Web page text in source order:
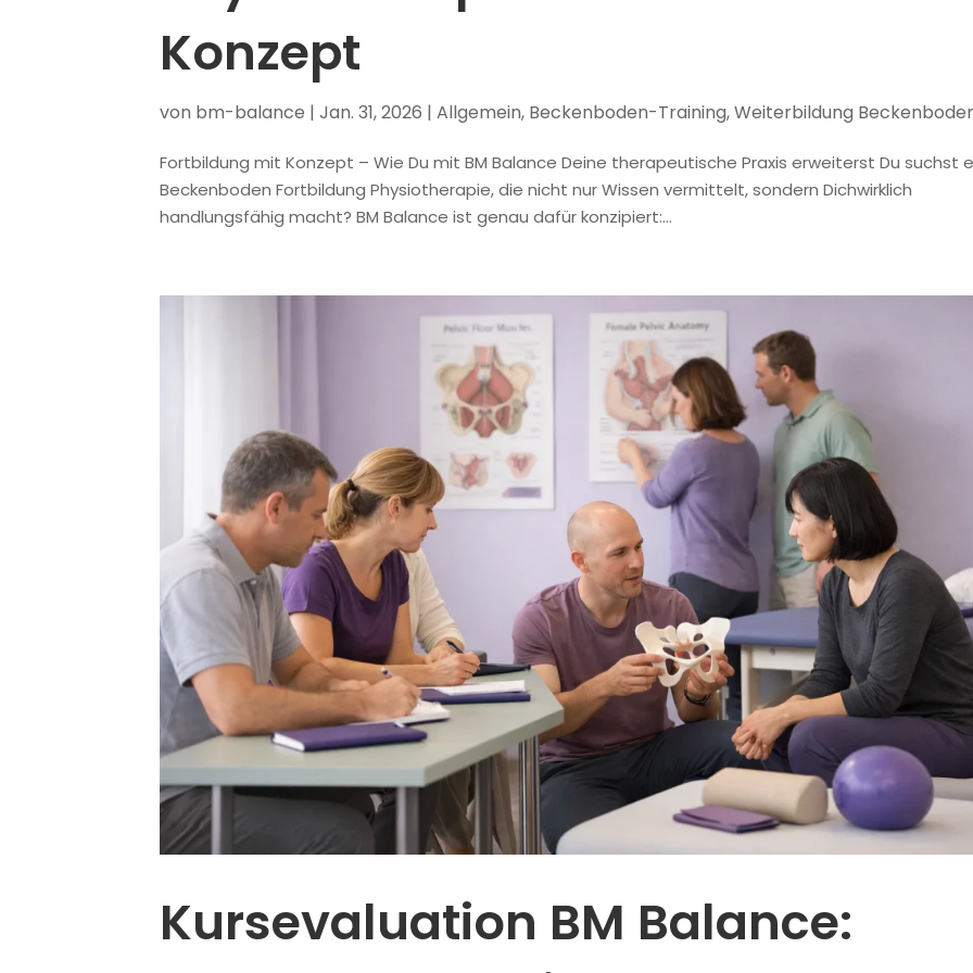
Konzept
von bm-balance | Jan. 31, 2026 | Allgemein, Beckenboden-Training,Weiterbildung
Fortbildung mit Konzept – Wie Du mit BM Balance Deine therapeutische Praxis erweiterst Du suchst
Beckenboden Fortbildung Physiotherapie, die nicht nur Wissen vermittelt, sondern Dichwirklich
handlungsfähig macht? BM Balance ist genau dafür konzipiert:...
Kursevaluation BM Balance: